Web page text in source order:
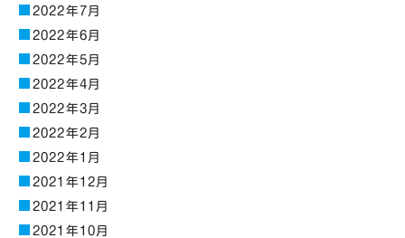
2022年7月
2022年6月
2022年5月
2022年4月
2022年3月
2022年2月
2022年1月
2021年12月
2021年11月
2021年10月